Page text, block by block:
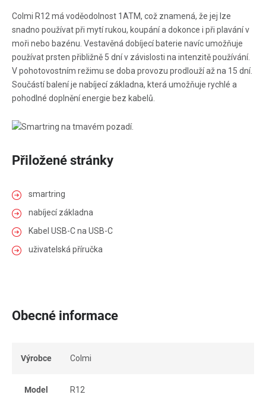
Colmi R12 má voděodolnost 1ATM, což znamená, že jej lze
snadno používat při mytí rukou, koupání a dokonce i při plavání v
moři nebo bazénu. Vestavěná dobíjecí baterie navíc umožňuje
používat prsten přibližně 5 dní v závislosti na intenzitě používání.
V pohotovostním režimu se doba provozu prodlouží až na 15 dní.
Součástí balení je nabíjecí základna, která umožňuje rychlé a
pohodlné doplnění energie bez kabelů.
Přiložené stránky
smartring
nabíjecí základna
Kabel USB-C na USB-C
uživatelská příručka
Obecné informace
Výrobce Colmi
Model R12